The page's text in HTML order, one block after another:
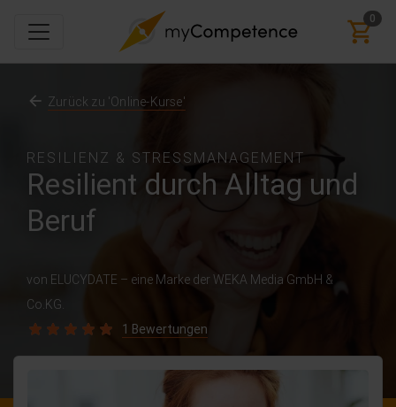
0
RESILIENZ & STRESSMANAGEMENT
Resilient durch Alltag und
Beruf
von ELUCYDATE – eine Marke der WEKA Media GmbH &
Co.KG.
1 Bewertungen
Zurück zu 'Online-Kurse'